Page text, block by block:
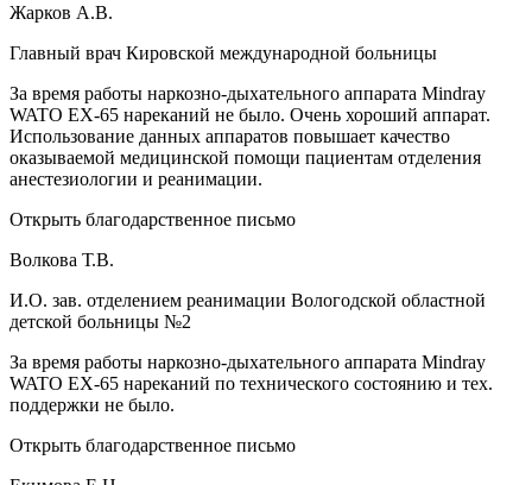
Жарков А.В.
Главный врач Кировской международной больницы
За время работы наркозно-дыхательного аппарата Mindray
WATO EX-65 нареканий не было. Очень хороший аппарат.
Использование данных аппаратов повышает качество
оказываемой медицинской помощи пациентам отделения
анестезиологии и реанимации.
Открыть благодарственное письмо
Волкова Т.В.
И.О. зав. отделением реанимации Вологодской областной
детской больницы №2
За время работы наркозно-дыхательного аппарата Mindray
WATO EX-65 нареканий по технического состоянию и тех.
поддержки не было.
Открыть благодарственное письмо